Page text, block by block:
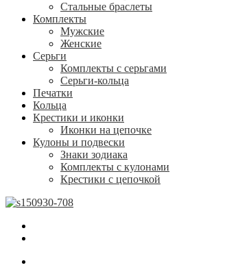
Стальные браслеты
Комплекты
Мужские
Женские
Серьги
Комплекты с серьгами
Серьги-кольца
Печатки
Кольца
Крестики и иконки
Иконки на цепочке
Кулоны и подвески
Знаки зодиака
Комплекты с кулонами
Крестики с цепочкой